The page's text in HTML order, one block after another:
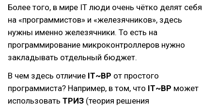
Более того, в мире IT люди очень чётко делят себя
на «программистов» и «железячников», здесь
нужны именно железячники. То есть на
программирование микроконтроллеров нужно
закладывать отдельный бюджет.
В чем здесь отличие IT~BP от простого
программиста? Например, в том, что IT~BP может
использовать ТРИЗ (теория решения